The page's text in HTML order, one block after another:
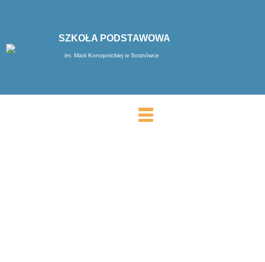
SZKOŁA PODSTAWOWA
im. Marii Konopnickiej w Sosnówce